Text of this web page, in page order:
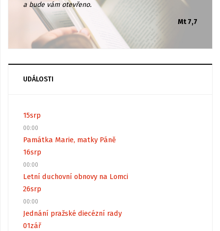
a bude vám otevřeno.
Mt 7,7
UDÁLOSTI
15srp
00:00
Památka Marie, matky Páně
16srp
00:00
Letní duchovní obnovy na Lomci
26srp
00:00
Jednání pražské diecézní rady
01zář